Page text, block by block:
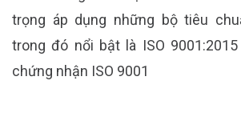
trọng áp dụng những bộ tiêu
trong đó nổi bật là ISO
chứng nhận ISO 9001